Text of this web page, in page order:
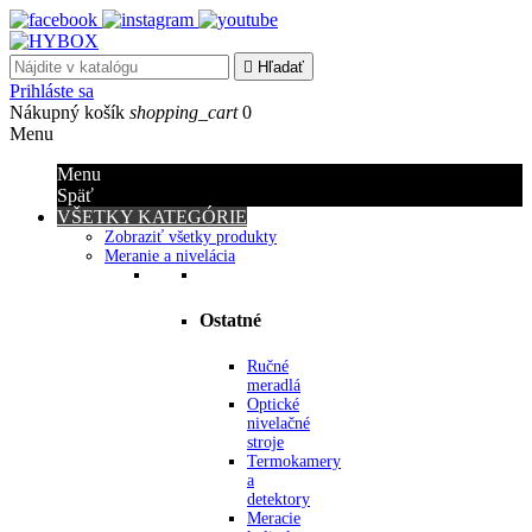
 Hľadať
Prihláste sa
Nákupný košík shopping_cart 0
Menu
Menu
Späť
VŠETKY KATEGÓRIE
Zobraziť všetky produkty
Meranie a nivelácia
Ostatné
Ručné
meradlá
Optické
nivelačné
stroje
Termokamery
a
detektory
Meracie